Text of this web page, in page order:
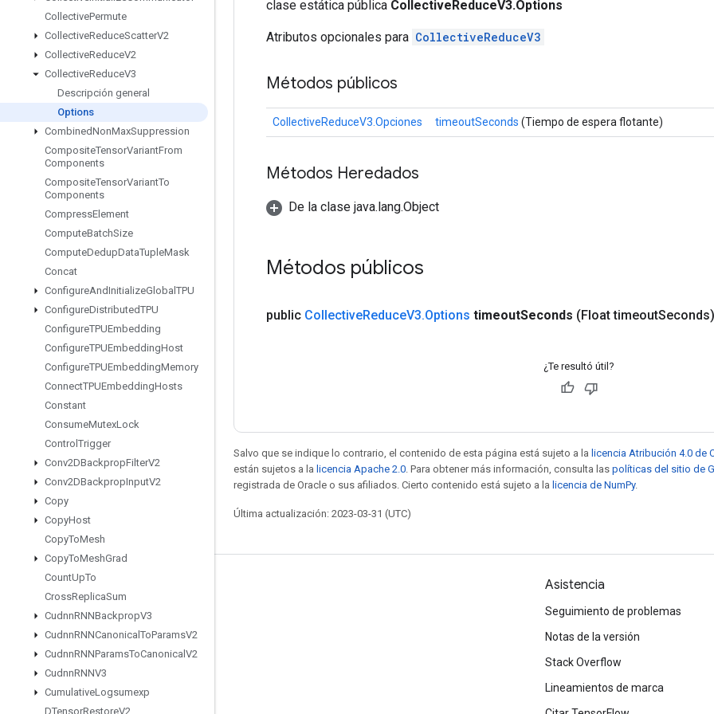
CollectivePermute
CollectiveReduceScatterV2
CollectiveReduceV2
CollectiveReduceV3
Descripción general
Options
CombinedNonMaxSuppression
CompositeTensorVariantFrom
Components
CompositeTensorVariantTo
Components
CompressElement
ComputeBatchSize
ComputeDedupDataTupleMask
Concat
ConfigureAndInitializeGlobal TPU
ConfigureDistributedTPU
ConfigureTPUEmbedding
ConfigureTPUEmbeddingHost
ConfigureTPUEmbeddingMemory
ConnectTPUEmbeddingHosts
Constant
ConsumeMutexLock
Control Trigger
Conv2DBackpropFilterV2
Conv2DBackpropInputV2
Copy
CopyHost
CopyToMesh
CopyToMeshGrad
CountUpTo
CrossReplicaSum
CudnnRNNBackpropV3
CudnnRNNCanonical ToParamsV2
CudnnRNNParamsToCanonical V2
CudnnRNNV3
CumulativeLogsumexp
DTensorRestoreV2
clase estática pública CollectiveReduceV3.Options
Atributos opcionales para CollectiveReduceV3
Métodos públicos
CollectiveReduceV3.Opciones timeoutSeconds (Tiempo de espera flotante)
Métodos Heredados
De la clase java.lang.Object
Métodos públicos
public CollectiveReduceV3.Options timeoutSeconds (Float timeoutSeconds)
¿Te resultó útil?
Salvo que se indique lo contrario, el contenido de esta página está sujeto a la licencia Atribución 4.0 de
están sujetos a la licencia Apache 2.0 . Para obtener más información, consulta las políticas del sitio de
registrada de Oracle o sus afiliados. Cierto contenido está sujeto a la licencia de NumPy.
Última actualización: 2023-03-31 (UTC)
Mantente conectado
Blog
Foro
Twitter
Asistencia
Seguimiento de problemas
Notas de la versión
Stack Overflow
Lineamientos de marca